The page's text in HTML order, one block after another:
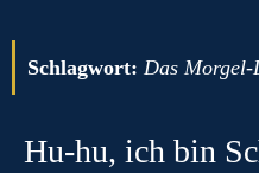
Schlagwort: Das Morgel-
Hu-hu, ich bin